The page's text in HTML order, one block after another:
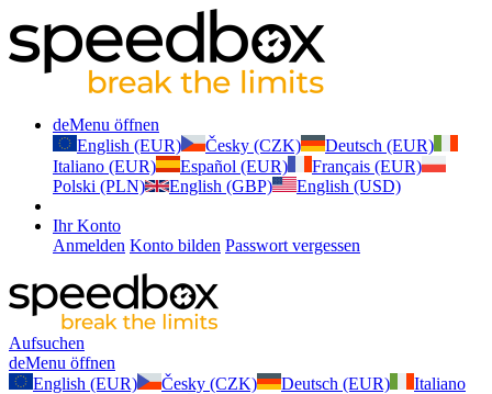
deMenu öffnen
English (EUR)
Česky (CZK)
Deutsch (EUR)
Italiano (EUR)
Español (EUR)
Français (EUR)
Polski (PLN)
English (GBP) English (USD)
Ihr Konto
Anmelden Konto bilden Passwort vergessen
Aufsuchen
deMenu öffnen
English (EUR)
Česky (CZK) Deutsch (EUR)
Italiano